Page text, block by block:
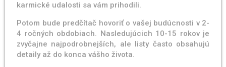
karmické udalosti sa vám prihodili.
Potom bude predčítač hovoriť o vašej budúcnosti v 2-
4 ročných obdobiach. Nasledujúcich 10-15 rokov je
zvyčajne najpodrobnejších, ale listy často obsahujú
detaily až do konca vášho života.